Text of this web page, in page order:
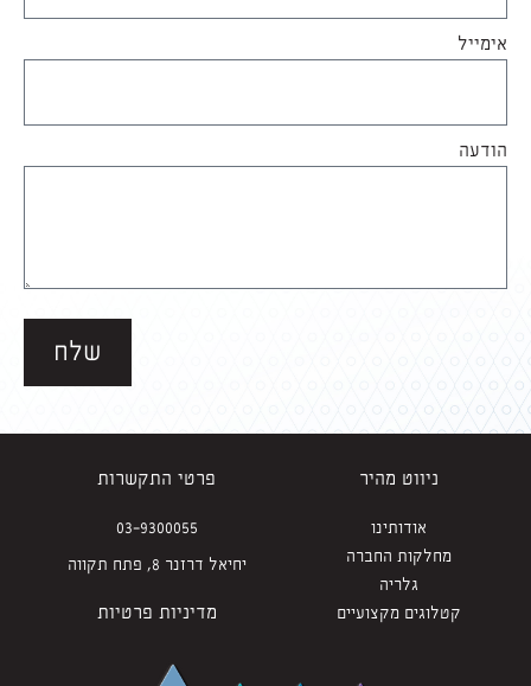
אימייל
הודעה
שלח
ניווט מהיר
אודותינו
מחלקות החברה
גלריה
קטלוגים מקצועיים
פרטי התקשרות
03-9300055
יחיאל דרזנר 8, פתח תקווה
מדיניות פרטיות